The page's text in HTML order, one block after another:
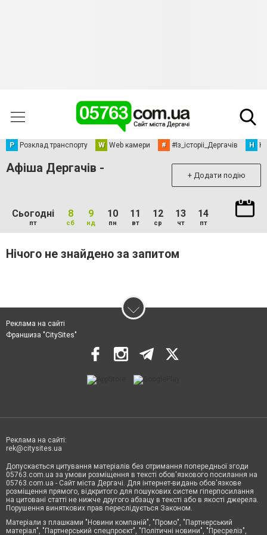
Р Розклад транспорту W Web камери # #Із_історіі_Дергачів Н
Афіша Дергачів - + Додати подію
Сьогодні
пт
8
сб
9
нд
10
пн
11
вт
12
ср
13
чт
14
пт
Нічого не знайдено за запитом
Реклама на сайті
Франшиза "CitySites"
Реклама на сайті:
rek@citysites.ua
Допускається цитування матеріалів без отримання попередньої згоди
05763.com.ua за умови розміщення в тексті обов'язкового посилання на
05763.com.ua - Сайт міста Дергачі. Для інтернет-видань обов'язкове
розміщення прямого, відкритого для пошукових систем гіперпосилання
на цитовані статті не нижче другого абзацу в тексті або в якості джерела.
Порушення виняткових прав переслідується Законом.
Матеріали з плашками "Новини компаній", "Промо", "Партнерський
матеріал", "Партнерський спецпроєкт", "Політичні новини", "Пресреліз",